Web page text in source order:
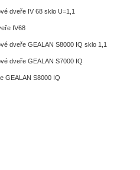
dveře IV 68 sklo U=1,1
IV68
dveře GEALAN S8000 IQ sklo 1,1
dveře GEALAN S7000 IQ
GEALAN S8000 IQ